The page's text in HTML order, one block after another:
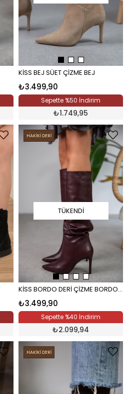
KİSS BEJ SÜET ÇİZME BEJ
₺3.499,90
Sepette %50 İndirim
₺1.749,95
TÜKENDI
KİSS BORDO DERİ ÇİZME BORDO RUGAN
₺3.499,90
Sepette %40 İndirim
₺2.099,94
HAKİKİ DERİ
HAKİKİ DERİ